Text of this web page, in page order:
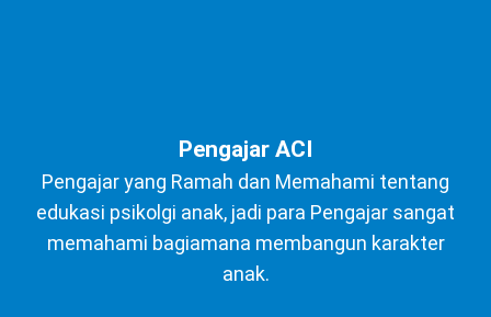
Pengajar ACI
Pengajar yang Ramah dan Memahami tentang
edukasi psikolgi anak, jadi para Pengajar sangat
memahami bagiamana membangun karakter
anak.